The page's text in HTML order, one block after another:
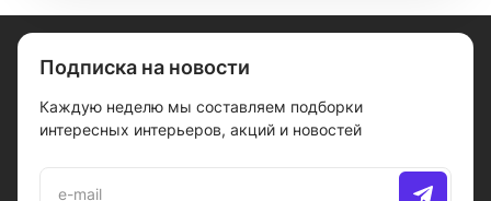
Подписка на новости
Каждую неделю мы составляем подборки
интересных интерьеров, акций и новостей